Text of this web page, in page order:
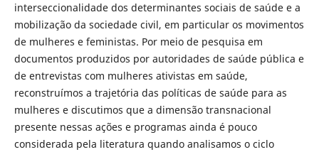
interseccionalidade dos determinantes sociais de saúde e a
mobilização da sociedade civil, em particular os movimentos
de mulheres e feministas. Por meio de pesquisa em
documentos produzidos por autoridades de saúde pública e
de entrevistas com mulheres ativistas em saúde,
reconstruímos a trajetória das políticas de saúde para as
mulheres e discutimos que a dimensão transnacional
presente nessas ações e programas ainda é pouco
considerada pela literatura quando analisamos o ciclo